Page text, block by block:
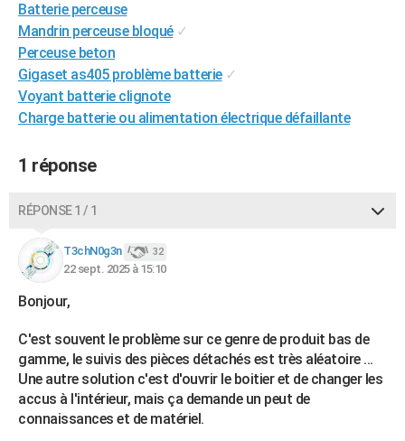
CARTE DE VOEUX
Carte de Noël
Carte Bonne année
Carte Saint-Valentin
Carte Pâques
Carte d'anniversaire
DICTIONNAIRE
Dictionnaire
Biographies
Citations
Expressions
Proverbes
PROGRAMME TV
COPAINS D'AVANT
S'inscrire
Se connecter
Lycées
Collèges
Primaires
Universités
Entreprises
Service militaire
Avis de recherche
AVIS DE DÉCÈS
FORUM
Batterie perceuse
Mandrin perceuse bloqué ✓
Perceuse beton
Gigaset as405 problème batterie ✓
Voyant batterie clignote
Charge batterie ou alimentation électrique défaillante
1 réponse
RÉPONSE 1 / 1
T3chN0g3n 32
22 sept. 2025 à 15:10
Bonjour,
C'est souvent le problème sur ce genre de produit bas de
gamme, le suivis des pièces détachés est très aléatoire ...
Une autre solution c'est d'ouvrir le boitier et de changer les
accus à l'intérieur, mais ça demande un peut de
connaissances et de matériel.